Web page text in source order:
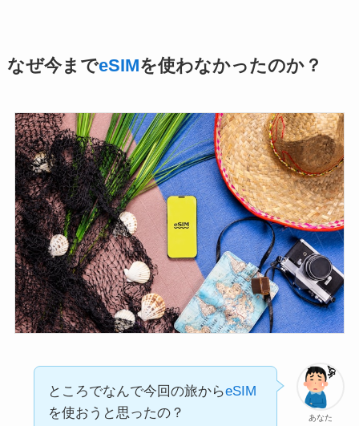
なぜ今までeSIMを使わなかったのか？
あなた
ところでなんで今回の旅からeSIM
を使おうと思ったの？